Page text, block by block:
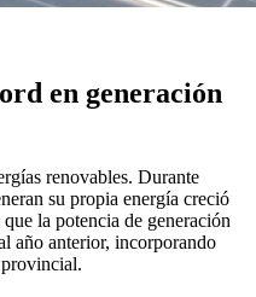
en generación
renovables. Durante
su propia energía creció
la potencia de generación
año anterior, incorporando